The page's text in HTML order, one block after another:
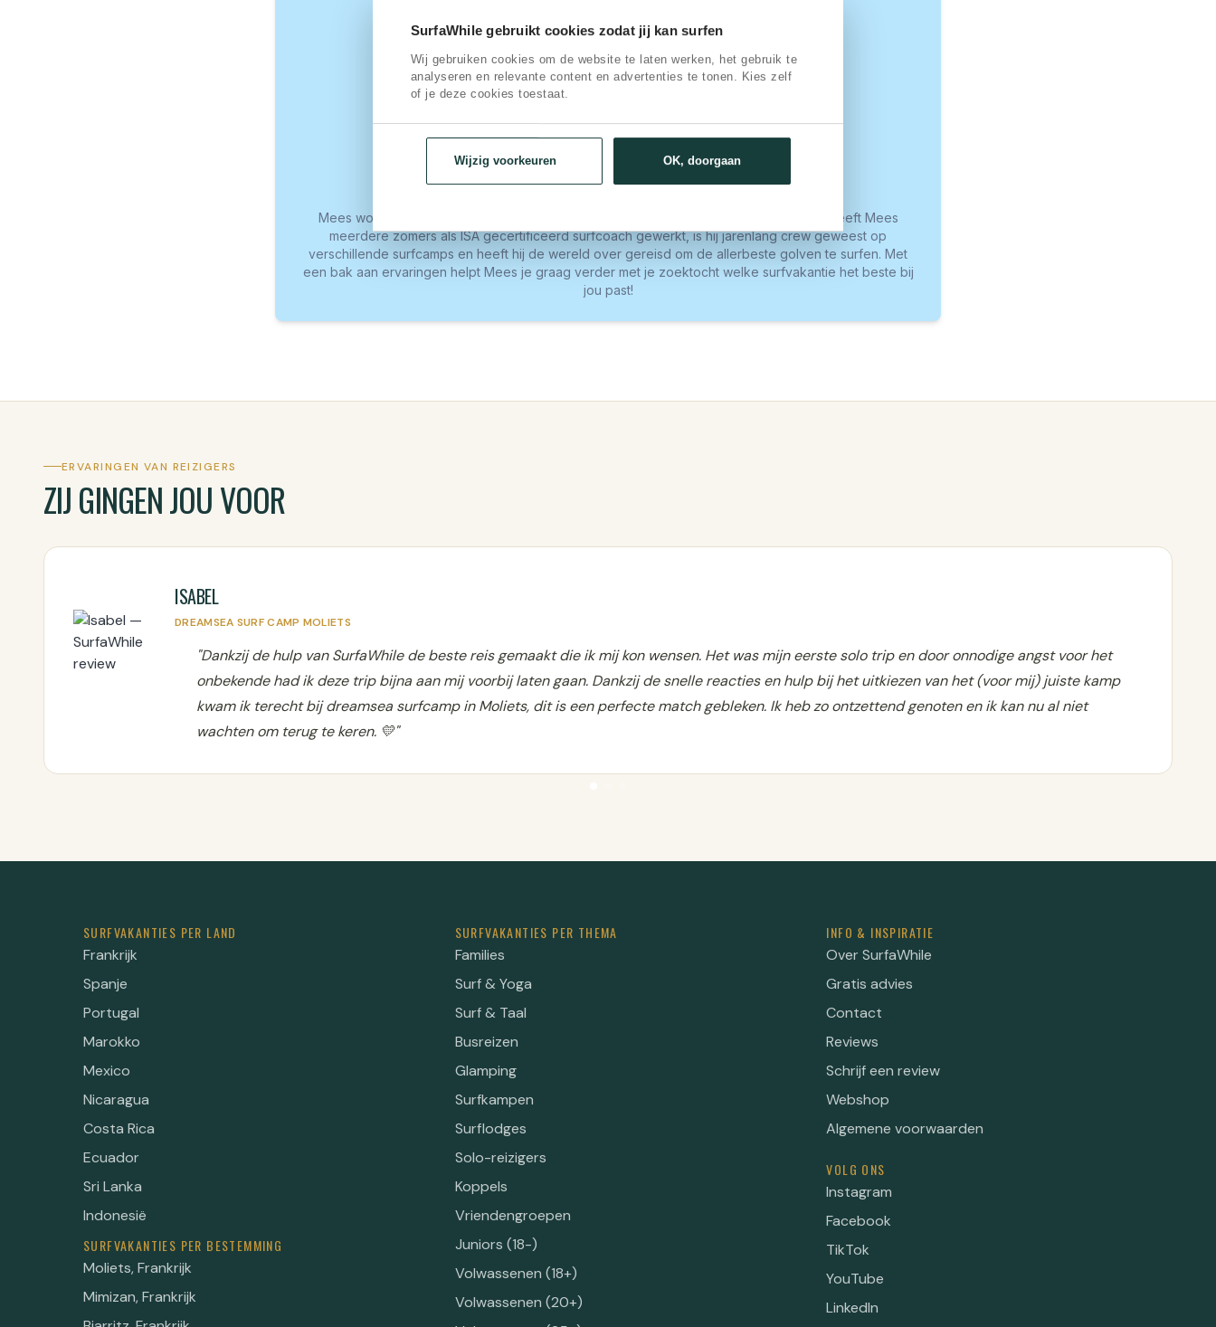
SurfaWhile gebruikt cookies zodat jij kan surfen
Wij gebruiken cookies om de website te laten werken, het gebruik te
analyseren en relevante content en advertenties te tonen. Kies zelf
of je deze cookies toestaat.
Wijzig voorkeuren OK, doorgaan
Over de auteur
Mees
Mees wordt gezien als de Surf Travel Expert van SurfaWhile. Dat is niet voor niks. Zo heeft Mees
meerdere zomers als ISA gecertificeerd surfcoach gewerkt, is hij jarenlang crew geweest op
verschillende surfcamps en heeft hij de wereld over gereisd om de allerbeste golven te surfen. Met
een bak aan ervaringen helpt Mees je graag verder met je zoektocht welke surfvakantie het beste bij
jou past!
ERVARINGEN VAN REIZIGERS
ZIJ GINGEN JOU VOOR
ISABEL
DREAMSEA SURF CAMP MOLIETS
"Dankzij de hulp van SurfaWhile de beste reis gemaakt die ik mij kon wensen. Het was mijn eerste solo trip en door onnodige angst voor het
onbekende had ik deze trip bijna aan mij voorbij laten gaan. Dankzij de snelle reacties en hulp bij het uitkiezen van het (voor mij) juiste kamp
kwam ik terecht bij dreamsea surfcamp in Moliets, dit is een perfecte match gebleken. Ik heb zo ontzettend genoten en ik kan nu al niet
wachten om terug te keren. 💛"
SURFVAKANTIES PER LAND
Frankrijk
Spanje
Portugal
Marokko
Mexico
Nicaragua
Costa Rica
Ecuador
Sri Lanka
Indonesië
SURFVAKANTIES PER BESTEMMING
Moliets, Frankrijk
Mimizan, Frankrijk
SURFVAKANTIES PER THEMA
Families
Surf & Yoga
Surf & Taal
Busreizen
Glamping
Surfkampen
Surflodges
Solo-reizigers
Koppels
Vriendengroepen
Juniors (18-)
Volwassenen (18+)
Volwassenen (20+)
INFO & INSPIRATIE
Over SurfaWhile
Gratis advies
Contact
Reviews
Schrijf een review
Webshop
Algemene voorwaarden
VOLG ONS
Instagram
Facebook
TikTok
YouTube
LinkedIn